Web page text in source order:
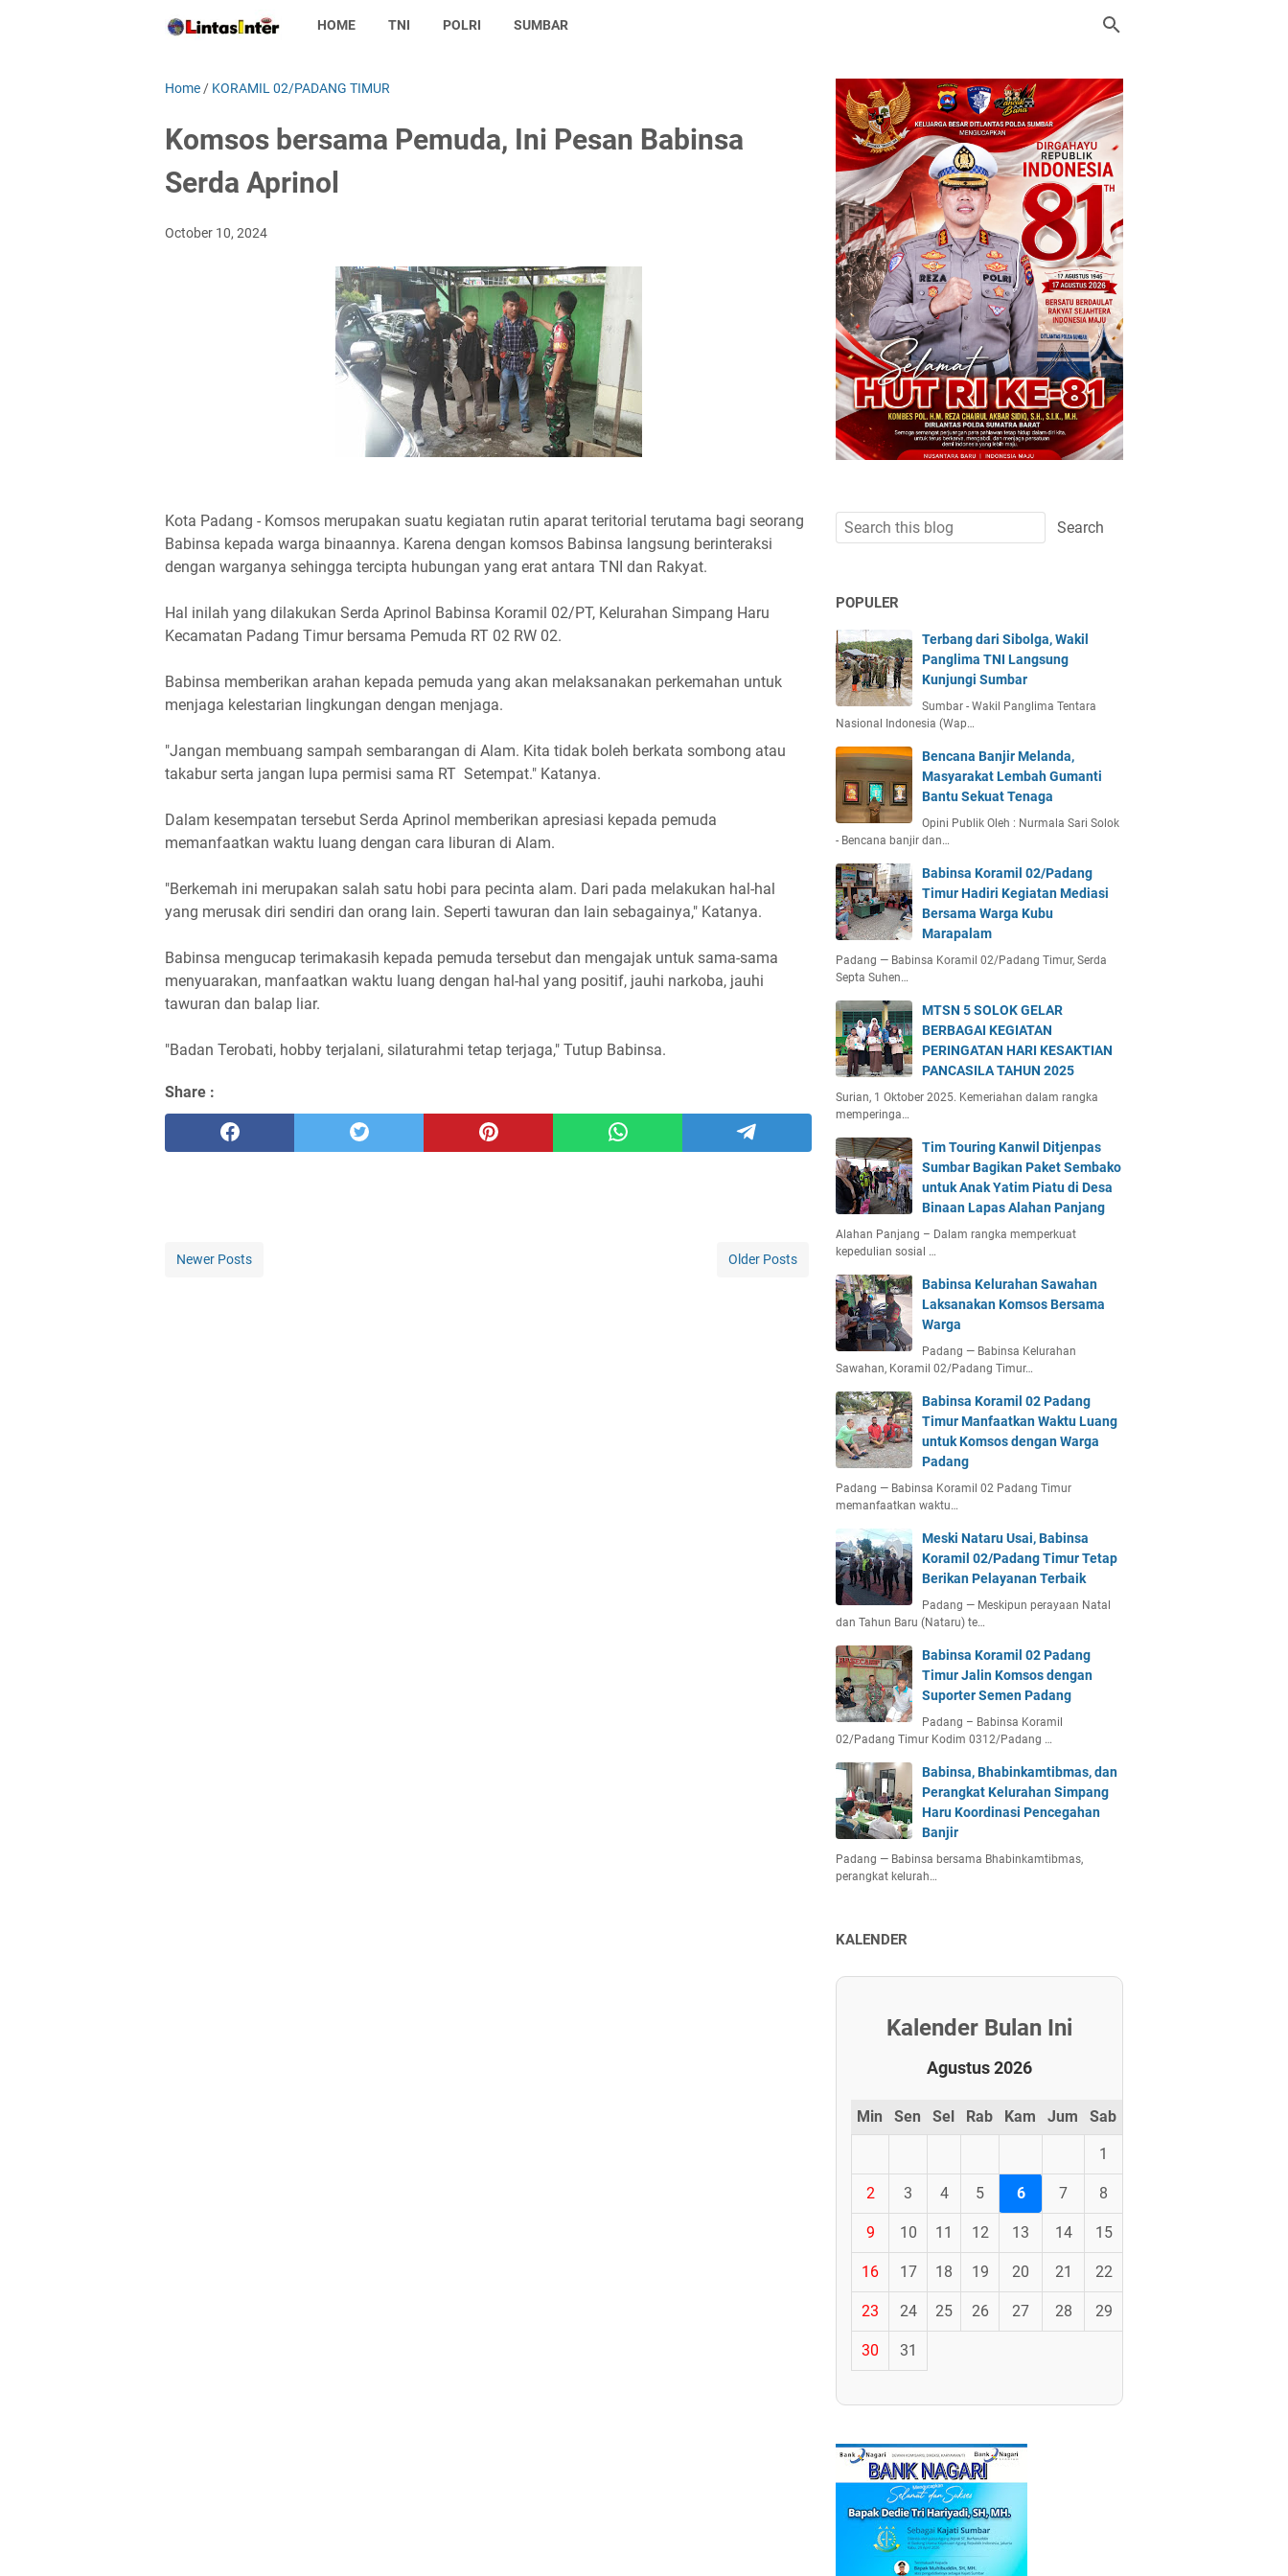
HOME TNI POLRI SUMBAR
Home / KORAMIL 02/PADANG TIMUR
Komsos bersama Pemuda, Ini Pesan Babinsa
Serda Aprinol
October 10, 2024
Kota Padang - Komsos merupakan suatu kegiatan rutin aparat teritorial terutama bagi seorang
Babinsa kepada warga binaannya. Karena dengan komsos Babinsa langsung berinteraksi
dengan warganya sehingga tercipta hubungan yang erat antara TNI dan Rakyat.
Hal inilah yang dilakukan Serda Aprinol Babinsa Koramil 02/PT, Kelurahan Simpang Haru
Kecamatan Padang Timur bersama Pemuda RT 02 RW 02.
Babinsa memberikan arahan kepada pemuda yang akan melaksanakan perkemahan untuk
menjaga kelestarian lingkungan dengan menjaga.
"Jangan membuang sampah sembarangan di Alam. Kita tidak boleh berkata sombong atau
takabur serta jangan lupa permisi sama RT Setempat." Katanya.
Dalam kesempatan tersebut Serda Aprinol memberikan apresiasi kepada pemuda
memanfaatkan waktu luang dengan cara liburan di Alam.
"Berkemah ini merupakan salah satu hobi para pecinta alam. Dari pada melakukan hal-hal
yang merusak diri sendiri dan orang lain. Seperti tawuran dan lain sebagainya," Katanya.
Babinsa mengucap terimakasih kepada pemuda tersebut dan mengajak untuk sama-sama
menyuarakan, manfaatkan waktu luang dengan hal-hal yang positif, jauhi narkoba, jauhi
tawuran dan balap liar.
"Badan Terobati, hobby terjalani, silaturahmi tetap terjaga," Tutup Babinsa.
Share :
Newer Posts Older Posts
POPULER
Terbang dari Sibolga, Wakil
Panglima TNI Langsung
Kunjungi Sumbar
Sumbar - Wakil Panglima Tentara
Nasional Indonesia (Wap…
Bencana Banjir Melanda,
Masyarakat Lembah Gumanti
Bantu Sekuat Tenaga
Opini Publik Oleh : Nurmala Sari Solok
- Bencana banjir dan…
Babinsa Koramil 02/Padang
Timur Hadiri Kegiatan Mediasi
Bersama Warga Kubu
Marapalam
Padang — Babinsa Koramil 02/Padang Timur, Serda
Septa Suhen…
MTSN 5 SOLOK GELAR
BERBAGAI KEGIATAN
PERINGATAN HARI KESAKTIAN
PANCASILA TAHUN 2025
Surian, 1 Oktober 2025. Kemeriahan dalam rangka
memperinga…
Tim Touring Kanwil Ditjenpas
Sumbar Bagikan Paket Sembako
untuk Anak Yatim Piatu di Desa
Binaan Lapas Alahan Panjang
Alahan Panjang – Dalam rangka memperkuat
kepedulian sosial …
Babinsa Kelurahan Sawahan
Laksanakan Komsos Bersama
Warga
Padang — Babinsa Kelurahan
Sawahan, Koramil 02/Padang Timur…
Babinsa Koramil 02 Padang
Timur Manfaatkan Waktu Luang
untuk Komsos dengan Warga
Padang
Padang — Babinsa Koramil 02 Padang Timur
memanfaatkan waktu…
Meski Nataru Usai, Babinsa
Koramil 02/Padang Timur Tetap
Berikan Pelayanan Terbaik
Padang — Meskipun perayaan Natal
dan Tahun Baru (Nataru) te…
Babinsa Koramil 02 Padang
Timur Jalin Komsos dengan
Suporter Semen Padang
Padang – Babinsa Koramil
02/Padang Timur Kodim 0312/Padang …
Babinsa, Bhabinkamtibmas, dan
Perangkat Kelurahan Simpang
Haru Koordinasi Pencegahan
Banjir
Padang — Babinsa bersama Bhabinkamtibmas,
perangkat kelurah…
KALENDER
Kalender Bulan Ini
Agustus 2026
Min Sen Sel Rab Kam Jum Sab
1
2 3 4 5 6 7 8
9 10 11 12 13 14 15
16 17 18 19 20 21 22
23 24 25 26 27 28 29
30 31